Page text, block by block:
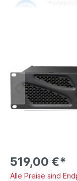
519,00 €*
Alle Preise sind